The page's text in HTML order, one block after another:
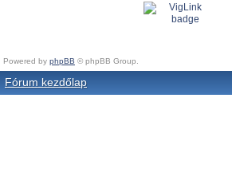
Powered by phpBB © phpBB Group.
Fórum kezdőlap